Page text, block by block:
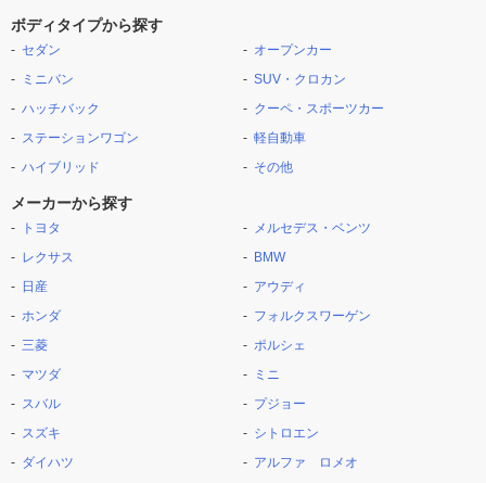
ボディタイプから探す
セダン
ミニバン
ハッチバック
ステーションワゴン
ハイブリッド
オープンカー
SUV・クロカン
クーペ・スポーツカー
軽自動車
その他
メーカーから探す
トヨタ
レクサス
日産
ホンダ
三菱
マツダ
スバル
スズキ
ダイハツ
メルセデス・ベンツ
BMW
アウディ
フォルクスワーゲン
ポルシェ
ミニ
プジョー
シトロエン
アルファ ロメオ